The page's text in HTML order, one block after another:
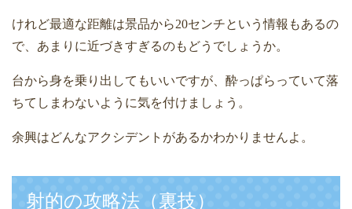
けれど最適な距離は景品から20センチという情報もあるの
で、あまりに近づきすぎるのもどうでしょうか。
台から身を乗り出してもいいですが、酔っぱらっていて落
ちてしまわないように気を付けましょう。
余興はどんなアクシデントがあるかわかりませんよ。
射的の攻略法（裏技）